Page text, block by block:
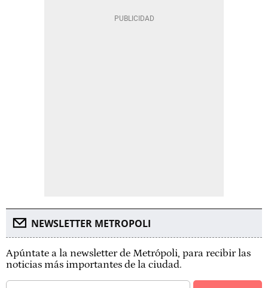
NEWSLETTER METROPOLI
Apúntate a la newsletter de Metrópoli, para recibir las
noticias más importantes de la ciudad.